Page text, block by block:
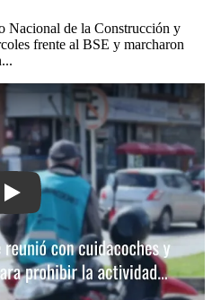
Nacional de la Construcción y
frente al BSE y marcharon
Play: Diputado frenteamplista se